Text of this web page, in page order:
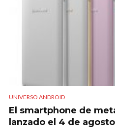
UNIVERSO ANDROID
El smartphone de
lanzado el 4 de agosto